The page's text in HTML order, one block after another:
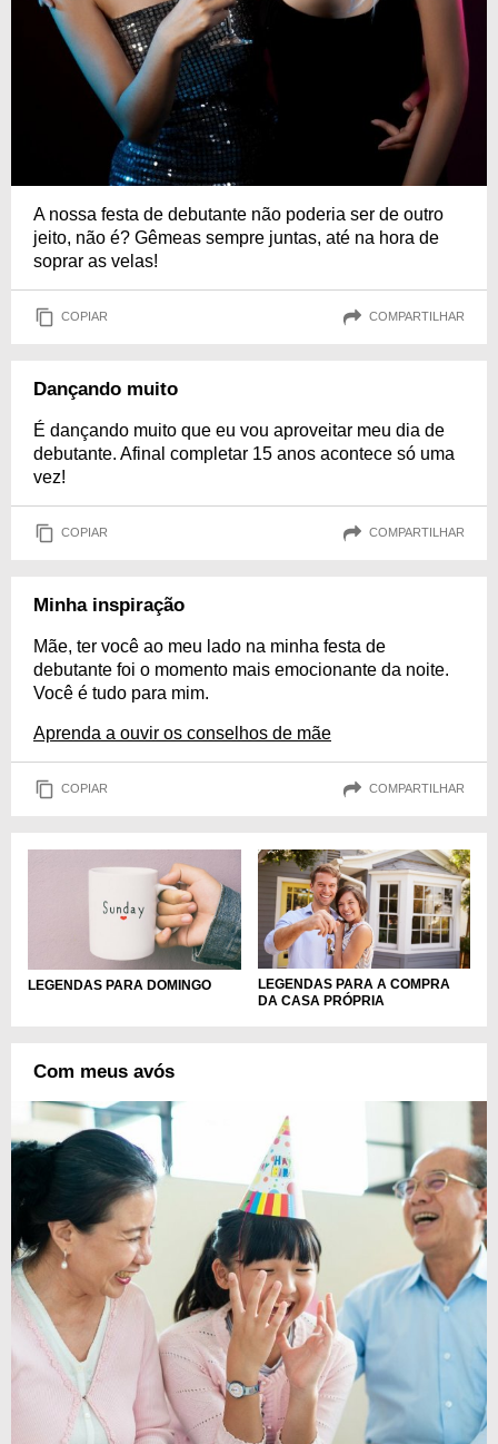
A nossa festa de debutante não poderia ser de outro
jeito, não é? Gêmeas sempre juntas, até na hora de
soprar as velas!
COPIAR COMPARTILHAR
Dançando muito
É dançando muito que eu vou aproveitar meu dia de
debutante. Afinal completar 15 anos acontece só uma
vez!
COPIAR COMPARTILHAR
Minha inspiração
Mãe, ter você ao meu lado na minha festa de
debutante foi o momento mais emocionante da noite.
Você é tudo para mim.
Aprenda a ouvir os conselhos de mãe
COPIAR COMPARTILHAR
LEGENDAS PARA DOMINGO
LEGENDAS PARA A COMPRA
DA CASA PRÓPRIA
Com meus avós